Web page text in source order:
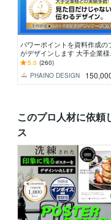
パワーポイントを資料作成の
がデザインします 大手企業様
の取引実績多数！ビジネスの
を押せるデザインを
5.0 (260)
PHAINO DESIGN
このプロ人材に依頼
ス